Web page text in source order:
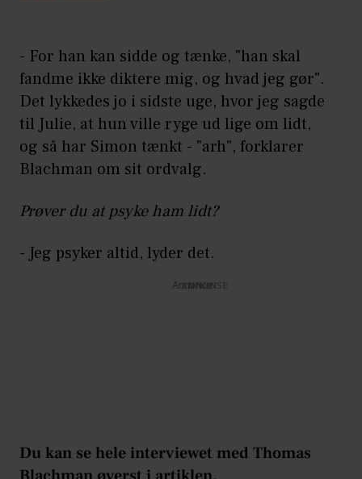
- For han kan sidde og tænke, "han skal
fandme ikke diktere mig, og hvad jeg gør".
Det lykkedes jo i sidste uge, hvor jeg sagde
til Julie, at hun ville ryge ud lige om lidt,
og så har Simon tænkt - "arh", forklarer
Blachman om sit ordvalg.
Prøver du at psyke ham lidt?
- Jeg psyker altid, lyder det.
Annonce
Du kan se hele interviewet med Thomas